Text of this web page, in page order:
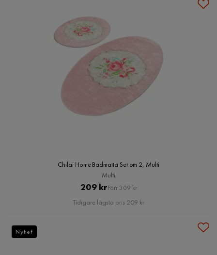
Chilai Home Badmatta Set om 2, Multi
Multi
Pris
209 krOriginal
Pris
Förr 309 kr
Tidigare lägsta pris 209 kr
Nyhet